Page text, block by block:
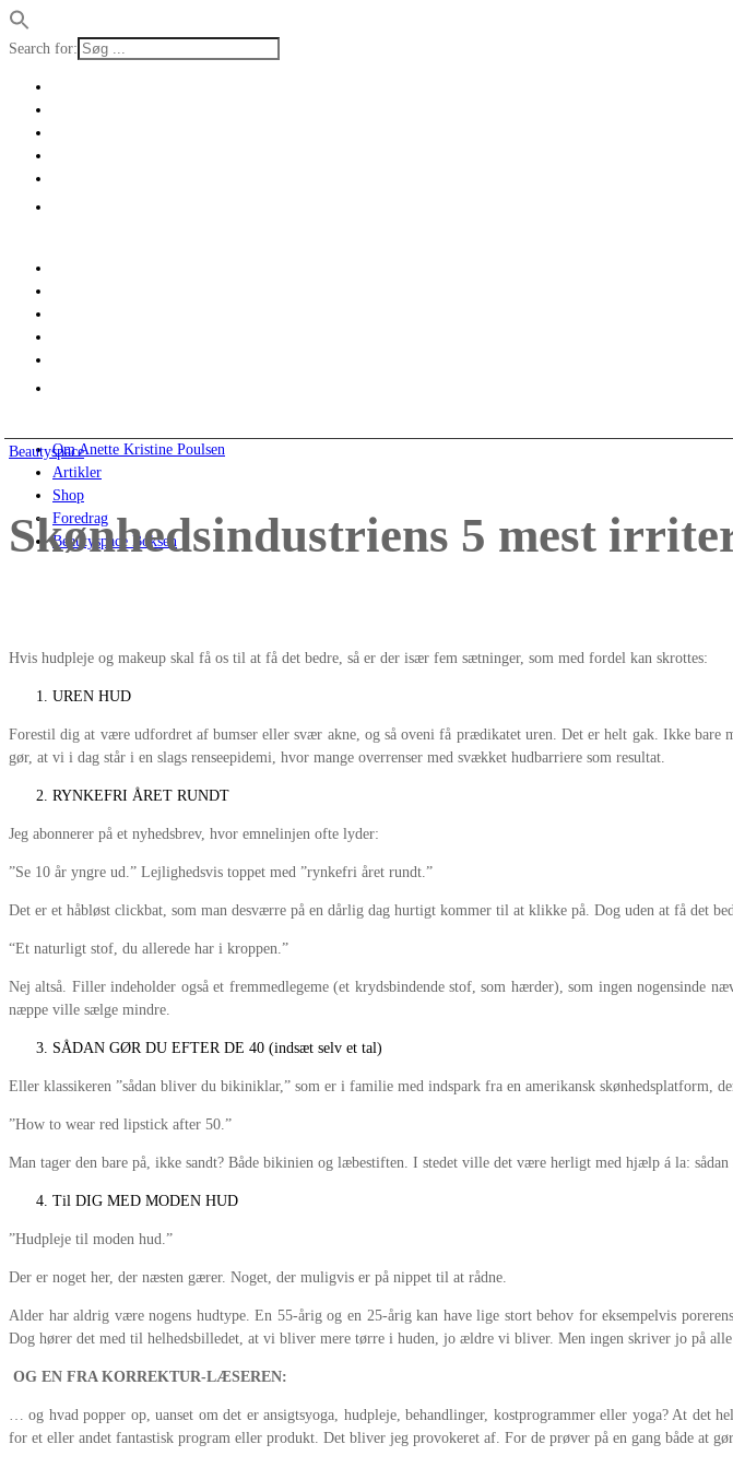
Search for:
Om Anette Kristine Poulsen
Artikler
Shop
Foredrag
Beautyspace Boksen
Beautyspace
Skønhedsindustriens 5 mest
Hvis hudpleje og makeup skal få os til at få det bedre, så er der især fem sætninger, som med fordel kan skrottes:
UREN HUD
Forestil dig at være udfordret af bumser eller svær akne, og så oveni få prædikatet uren. Det er helt gak. Ikke
gør, at vi i dag står i en slags renseepidemi, hvor mange overrenser med svækket hudbarriere som resultat.
RYNKEFRI ÅRET RUNDT
Jeg abonnerer på et nyhedsbrev, hvor emnelinjen ofte lyder:
”Se 10 år yngre ud.” Lejlighedsvis toppet med ”rynkefri året rundt.”
Det er et håbløst clickbat, som man desværre på en dårlig dag hurtigt kommer til at klikke på. Dog uden at få det
“Et naturligt stof, du allerede har i kroppen.”
Nej altså. Filler indeholder også et fremmedlegeme (et krydsbindende stof, som hærder), som ingen
næppe ville sælge mindre.
SÅDAN GØR DU EFTER DE 40 (indsæt selv et tal)
Eller klassikeren ”sådan bliver du bikiniklar,” som er i familie med indspark fra en amerikansk skønhedsplatform,
”How to wear red lipstick after 50.”
Man tager den bare på, ikke sandt? Både bikinien og læbestiften. I stedet ville det være herligt med hjælp á la:
Til DIG MED MODEN HUD
”Hudpleje til moden hud.”
Der er noget her, der næsten gærer. Noget, der muligvis er på nippet til at rådne.
Alder har aldrig være nogens hudtype. En 55-årig og en 25-årig kan have lige stort behov for eksempelvis
Dog hører det med til helhedsbilledet, at vi bliver mere tørre i huden, jo ældre vi bliver. Men ingen skriver jo på
OG EN FRA KORREKTUR-LÆSEREN:
… og hvad popper op, uanset om det er ansigtsyoga, hudpleje, behandlinger, kostprogrammer eller yoga? At
for et eller andet fantastisk program eller produkt. Det bliver jeg provokeret af. For de prøver på en gang både at